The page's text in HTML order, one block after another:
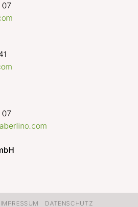
IMPRESSUM DATENSCHUTZ